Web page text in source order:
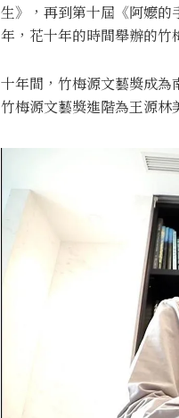
生》，再到第十屆《阿嬤
年，花十年的時間舉辦的竹
十年間，竹梅源文藝獎成
竹梅源文藝獎進階為王源林